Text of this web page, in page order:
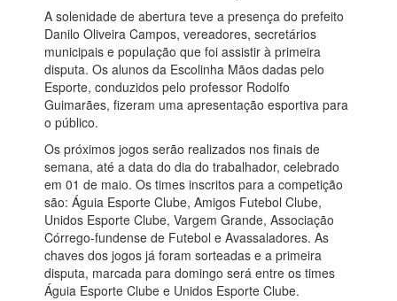
A solenidade de abertura teve a presença do prefeito
Danilo Oliveira Campos, vereadores, secretários
municipais e população que foi assistir à primeira
disputa. Os alunos da Escolinha Mãos dadas pelo
Esporte, conduzidos pelo professor Rodolfo
Guimarães, fizeram uma apresentação esportiva para
o público.
Os próximos jogos serão realizados nos finais de
semana, até a data do dia do trabalhador, celebrado
em 01 de maio. Os times inscritos para a competição
são: Águia Esporte Clube, Amigos Futebol Clube,
Unidos Esporte Clube, Vargem Grande, Associação
Córrego-fundense de Futebol e Avassaladores. As
chaves dos jogos já foram sorteadas e a primeira
disputa, marcada para domingo será entre os times
Águia Esporte Clube e Unidos Esporte Clube.